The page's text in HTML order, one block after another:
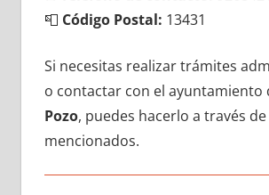
📮 Código Postal: 13431
Si necesitas realizar trámites
ο contactar сοn el ayuntamiento
Pozo, puedes hacerlo а través
mencionados.